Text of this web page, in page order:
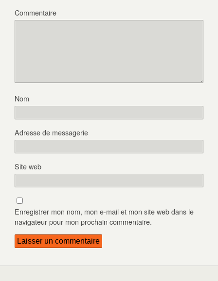
Commentaire
Nom
Adresse de messagerie
Site web
Enregistrer mon nom, mon e-mail et mon site web dans le
navigateur pour mon prochain commentaire.